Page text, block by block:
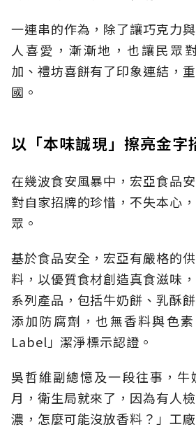
一連串的作為，除了讓巧克力
人喜愛，漸漸地，也讓民眾
加、禮坊喜餅有了印象連結，
國。
以「本味誠現」擦亮金字
在幾波食安風暴中，宏亞食品
對自家招牌的珍惜，不失本心
眾。
基於食品安全，宏亞有嚴格的
料，以優質食材創造真食滋味，
系列產品，包括牛奶餅、乳酥
添加防腐劑，也無香料與色
Label」潔淨標示認證。
吳哲維副總憶及一段往事，牛
月，衛生局就來了，因為有人
濃，怎麼可能沒放香料？」工